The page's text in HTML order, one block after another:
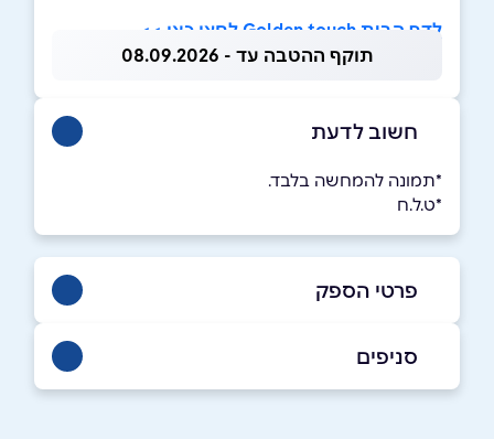
לדף הבית Golden touch לחצו כאן >>
תוקף ההטבה עד - 08.09.2026
חשוב לדעת
*תמונה להמחשה בלבד.
*ט.ל.ח
פרטי הספק
סניפים